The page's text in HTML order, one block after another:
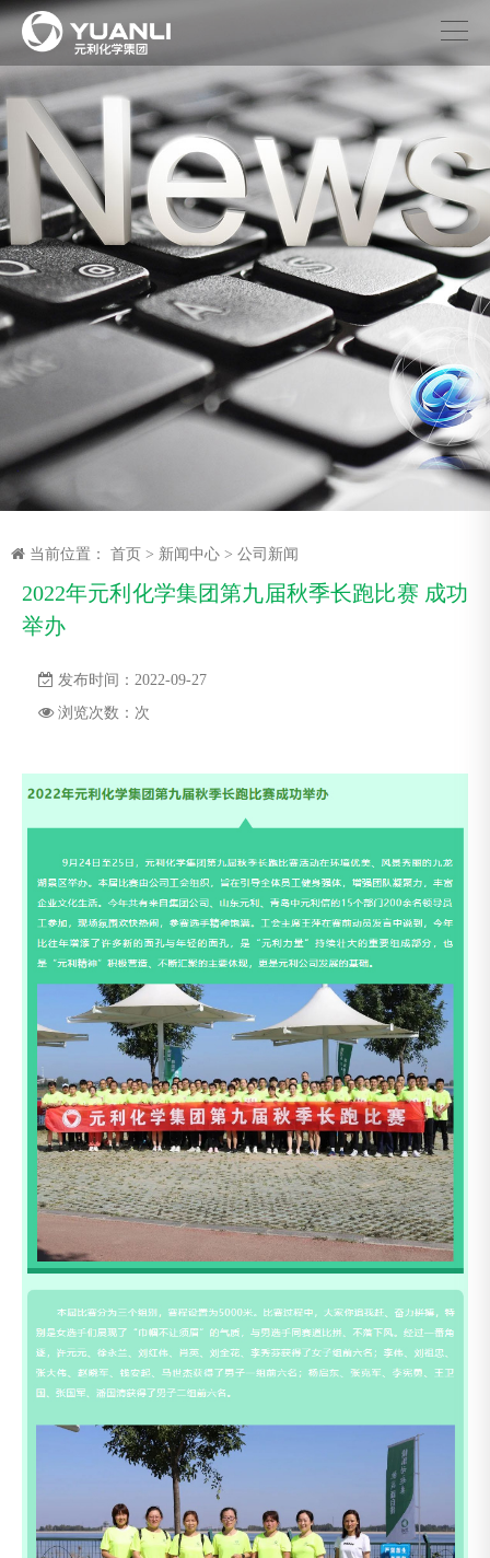
当前位置： 首页 > 新闻中心 > 公司新闻
2022年元利化学集团第九届秋季长跑比赛 成功
举办
发布时间：2022-09-27
浏览次数： 次